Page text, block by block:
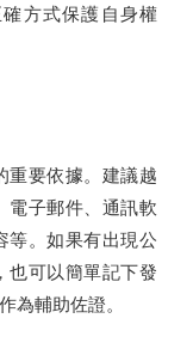
方式保護自身權
重要依據。建議越
電子郵件、通訊軟
等。如果有出現公
也可以簡單記下發
為輔助佐證。